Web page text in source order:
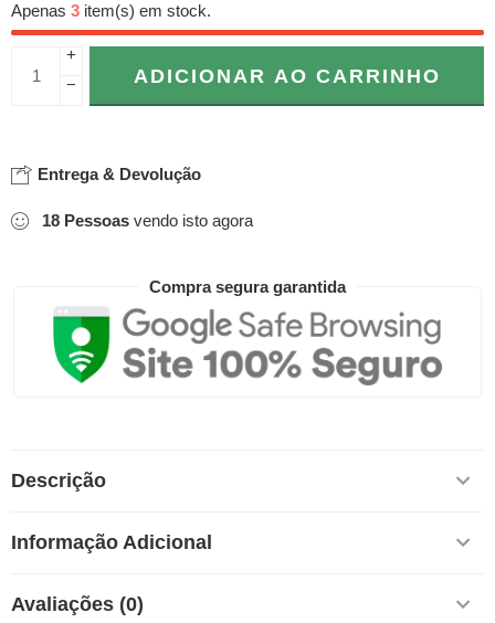
Apenas 3 item(s) em stock.
+
−
ADICIONAR AO CARRINHO
Entrega & Devolução
18 Pessoas vendo isto agora
Compra segura garantida
Descrição
Informação Adicional
Avaliações (0)